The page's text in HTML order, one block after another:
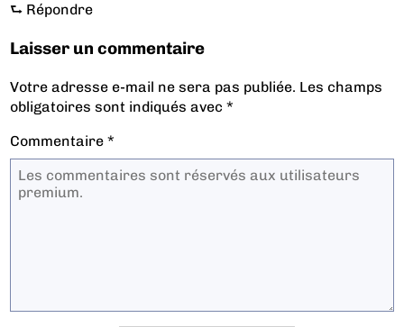
⮑ Répondre
Laisser un commentaire
Votre adresse e-mail ne sera pas publiée. Les champs
obligatoires sont indiqués avec*
Commentaire*